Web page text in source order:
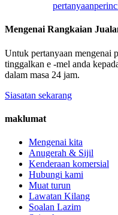
pertanyaan
Mengenai Rangkaian
Untuk pertanyaan mengenai
tinggalkan e -mel anda
dalam masa 24 jam.
Siasatan sekarang
maklumat
Mengenai kita
Anugerah & Sijil
Kenderaan komersial
Hubungi kami
Muat turun
Lawatan Kilang
Soalan Lazim